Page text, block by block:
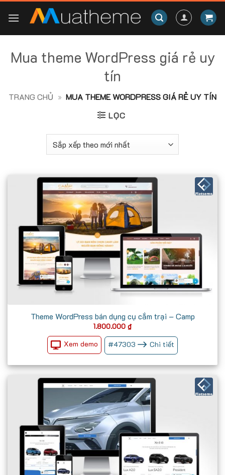
Mua theme WordPress giá rẻ uy
tín
TRANG CHỦ » MUA THEME WORDPRESS GIÁ RẺ UY TÍN
LỌC
Theme WordPress bán dụng cụ cắm trại – Camp
1.800.000 ₫
Xem demo #47303 Chi tiết